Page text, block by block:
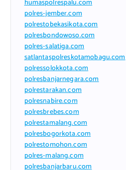
humaspolrespalu.com
polres-jember.com
polrestobekasikota.com
polresbondowoso.com
polres-salatiga.com
satlantaspolreskotamobagu.com
polressolokkota.com
polresbanjarnegara.com
polrestarakan.com
polresnabire.com
polresbrebes.com
polrestamalang.com
polresbogorkota.com
polrestomohon.com
polres-malang.com
polresbanjarbaru.com